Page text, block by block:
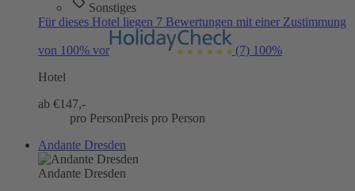
Sonstiges
Für dieses Hotel liegen 7 Bewertungen mit einer Zustimmung
von 100% vor (7) 100%
Hotel
ab €147,-
pro PersonPreis pro Person
Andante Dresden
Andante Dresden